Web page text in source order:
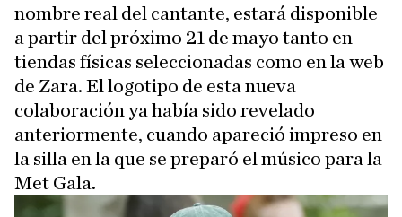
nombre real del cantante, estará disponible
a partir del próximo 21 de mayo tanto en
tiendas físicas seleccionadas como en la web
de Zara. El logotipo de esta nueva
colaboración ya había sido revelado
anteriormente, cuando apareció impreso en
la silla en la que se preparó el músico para la
Met Gala.